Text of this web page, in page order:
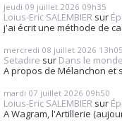
jeudi 09 juillet 2026 09h35
Loius-Eric SALEMBIER sur
j'ai écrit une méthode de
mercredi 08 juillet 2026 13h05
Setadire sur Dans le
A propos de Mélanchon et
mardi 07 juillet 2026 09h50
Loius-Eric SALEMBIER sur
A Wagram, l'Artillerie